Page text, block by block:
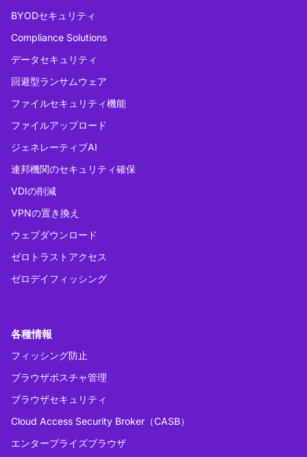
BYODセキュリティ
Compliance Solutions
データセキュリティ
回避型ランサムウェア
ファイルセキュリティ機能
ファイルアップロード
ジェネレーティブAI
連邦機関のセキュリティ確保
VDIの削減
VPNの置き換え
ウェブダウンロード
ゼロトラストアクセス
ゼロデイフィッシング
各種情報
フィッシング防止
ブラウザポスチャ管理
ブラウザセキュリティ
Cloud Access Security Broker（CASB）
エンタープライズブラウザ